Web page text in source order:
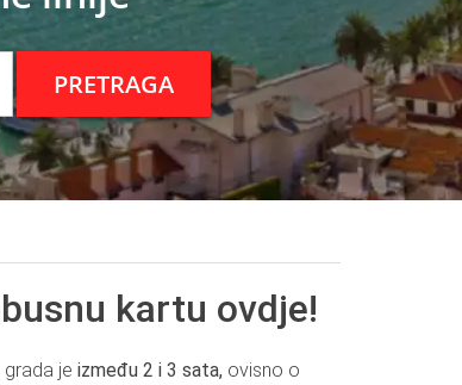
PRETRAGA
kartu ovdje!
je između 2 i 3 sata, ovisno o